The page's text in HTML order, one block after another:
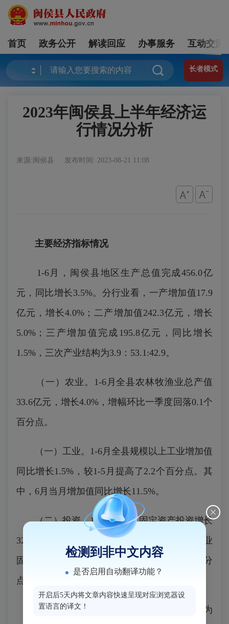
首页 政务公开 解读回应 办事服务 互动交流
长者模式
2023年闽侯县上半年经济运
行情况分析
来源:闽侯县 发布时间: 2023-08-21 11:08
主要经济指标情况
1-6月，闽侯县地区生产总值完成456.0亿
元，同比增长3.5%。分行业看，一产增加值17.9
亿元，增长4.0%；二产增加值242.3亿元，增长
5.0%；三产增加值完成195.8亿元，同比增长
1.5%，三次产业结构为3.9：53.1:42.9。
（一）农业。1-6月全县农林牧渔业总产值
33.6亿元，增长4.0%，增幅环比一季度回落0.1个
百分点。
（一）工业。1-6月全县规模以上工业增加值
同比增长1.5%，较1-5月提高了2.2个百分点。其
中，6月当月增加值同比增长11.5%。
（二）投资。1-6月，全县固定资产投资增长
32.3%，增幅环比1-5月提高了3.6个百分点。工业
固投增长148.6%，增幅环比1-5月提升19.7个百分
点。
(三)消费。1-6月全县社会消费品零售总额为
检测到非中文内容
是否启用自动翻译功能？
开启后5天内将文章内容快速呈现对应浏览器设
置语言的译文！